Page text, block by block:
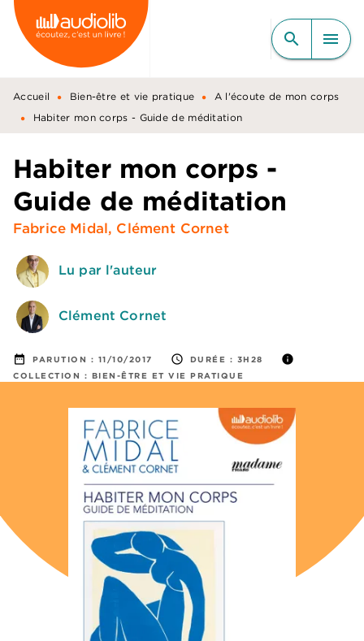
MENU RECHERCHE
CONTENU
PIED DE PAGE
search menu
Accueil • Bien-être et vie pratique • A l'écoute de mon corps
• Habiter mon corps - Guide de méditation
Habiter mon corps -
Guide de méditation
Fabrice Midal, Clément Cornet
Lu par l'auteur
Clément Cornet
date_range PARUTION : 11/10/2017 access_time DURÉE : 3H28 info
COLLECTION : BIEN-ÊTRE ET VIE PRATIQUE